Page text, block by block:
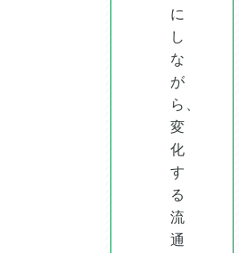
に
し
な
が
ら、
変
化
す
る
流
通